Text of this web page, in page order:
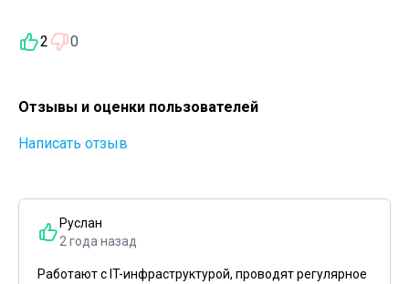
2 0
Отзывы и оценки пользователей
Написать отзыв
Руслан
2 года назад
Работают с IT-инфраструктурой, проводят регулярное